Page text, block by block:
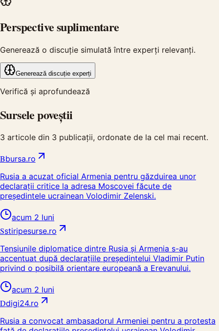
Perspective suplimentare
Generează o discuție simulată între experți relevanți.
Generează discuție experți
Verifică și aprofundează
Sursele poveștii
3 articole din 3 publicații, ordonate de la cel mai recent.
Bbursa.ro
Rusia a acuzat oficial Armenia pentru găzduirea unor
declarații critice la adresa Moscovei făcute de
președintele ucrainean Volodimir Zelenski.
acum 2 luni
Sstiripesurse.ro
Tensiunile diplomatice dintre Rusia şi Armenia s-au
accentuat după declaraţiile preşedintelui Vladimir Putin
privind o posibilă orientare europeană a Erevanului.
acum 2 luni
Ddigi24.ro
Rusia a convocat ambasadorul Armeniei pentru a protesta